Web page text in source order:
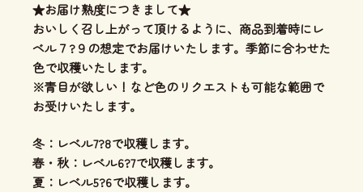
★お届け熟度につきまして★
おいしく召し上がって頂けるように、商品到着時にレ
ベル７?９の想定でお届けいたします。季節に合わせた
色で収穫いたします。
※青目が欲しい！など色のリクエストも可能な範囲で
お受けいたします。
冬：レベル7?8で収穫します。
春・秋：レベル6?7で収穫します。
夏：レベル5?6で収穫します。